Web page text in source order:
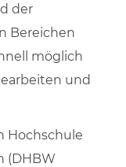
der
Bereichen
möglich
und
Hochschule
(DHBW